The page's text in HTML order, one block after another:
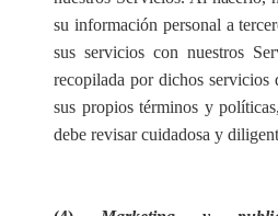
su información personal a terce
sus servicios con nuestros Se
recopilada por dichos servicios
sus propios términos y política
debe revisarcuidadosa y dil